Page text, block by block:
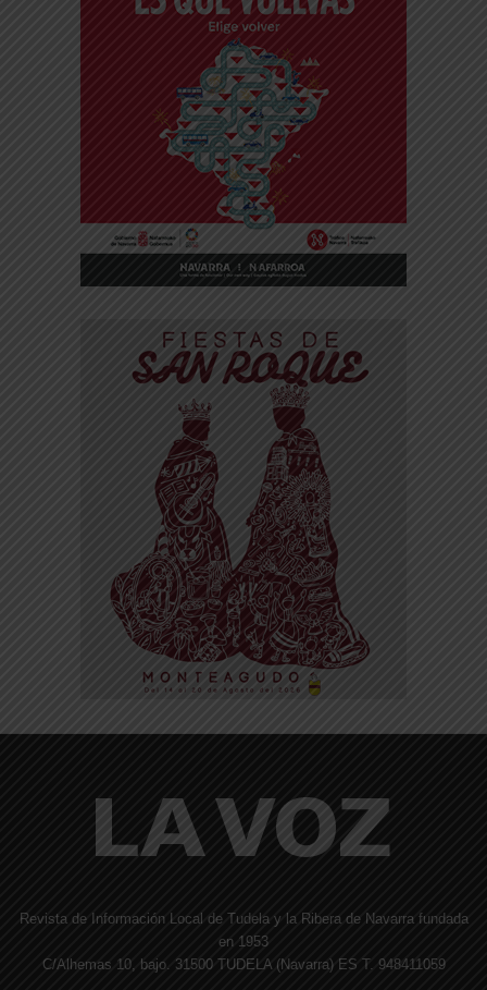
Revista de Información Local de Tudela y la Ribera de Navarra fundada
en 1953
C/Alhemas 10, bajo. 31500 TUDELA (Navarra) ES T. 948411059